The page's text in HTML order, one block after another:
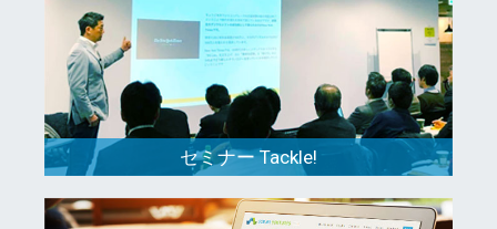
セミナー Tackle!